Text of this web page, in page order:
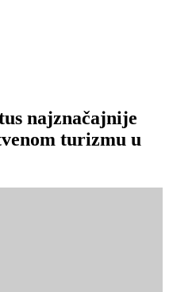
najznačajnije
turizmu u